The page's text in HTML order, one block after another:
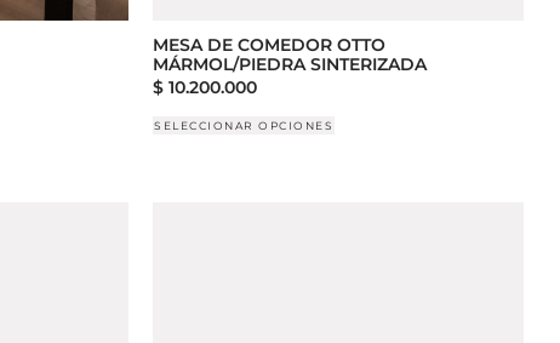
MESA DE COMEDOR OTTO
MÁRMOL/PIEDRA SINTERIZADA
$ 10.200.000
SELECCIONAR OPCIONES